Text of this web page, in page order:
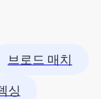
브로드 매치
싱